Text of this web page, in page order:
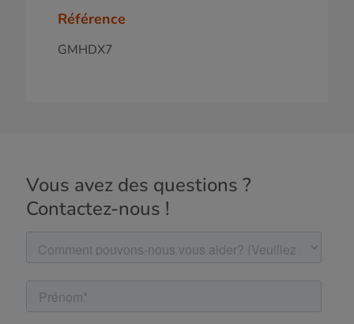
Référence
GMHDX7
Vous avez des questions ?
Contactez-nous !